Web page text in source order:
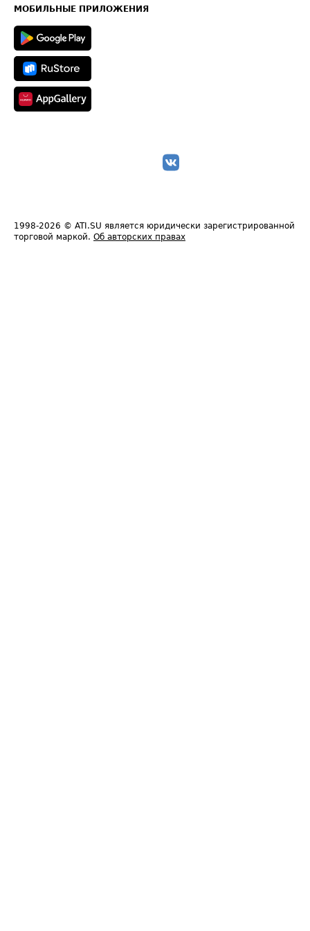
Техническая информация
МОБИЛЬНЫЕ ПРИЛОЖЕНИЯ
1998-2026 © ATI.SU является юридически зарегистрированной
торговой маркой. Об авторских правах